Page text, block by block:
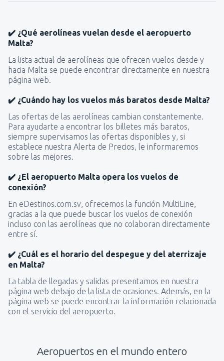
✔️ ¿Qué aerolíneas vuelan desde el aeropuerto
Malta?
La lista actual de aerolíneas que ofrecen vuelos desde y
hacia Malta se puede encontrar directamente en nuestra
página web.
✔️ ¿Cuándo hay los vuelos más baratos desde Malta?
Las ofertas de las aerolíneas cambian constantemente.
Para ayudarte a encontrar los billetes más baratos,
siempre supervisamos las ofertas disponibles y, si
establece nuestra Alerta de Precios, le informaremos
sobre las mejores.
✔️ ¿El aeropuerto Malta opera los vuelos de
conexión?
En eDestinos.com.sv, ofrecemos la función MultiLine,
gracias a la que puede buscar los vuelos de conexión
incluso con las aerolíneas que no colaboran directamente
entre sí.
✔️ ¿Cuál es el horario del despegue y del aterrizaje
en Malta?
La tabla de llegadas y salidas presentamos en nuestra
página web debajo de la lista de ocasiones. Además, en la
página web se puede encontrar la información relacionada
con el servicio del aeropuerto.
Aeropuertos en el mundo entero